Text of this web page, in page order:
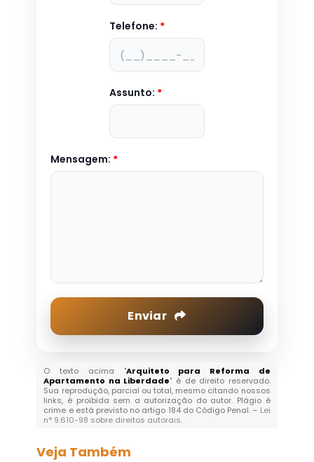
Telefone: *
Assunto: *
Mensagem: *
Enviar
O texto acima "Arquiteto para Reforma de
Apartamento na Liberdade" é de direito reservado.
Sua reprodução, parcial ou total, mesmo citando nossos
links, é proibida sem a autorização do autor. Plágio é
crime e está previsto no artigo 184 do Código Penal. – Lei
n° 9.610-98 sobre direitos autorais.
Veja Também